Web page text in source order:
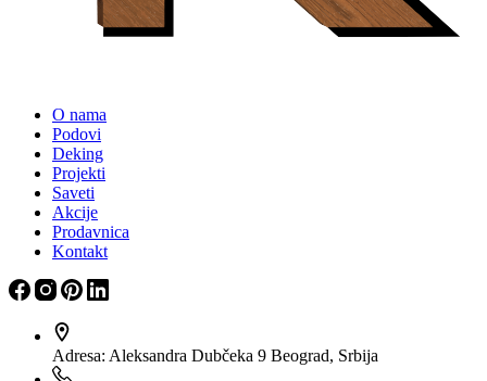
O nama
Podovi
Deking
Projekti
Saveti
Akcije
Prodavnica
Kontakt
Adresa: Aleksandra Dubčeka 9 Beograd, Srbija